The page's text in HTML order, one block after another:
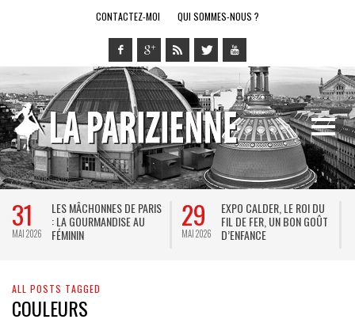
CONTACTEZ-MOI QUI SOMMES-NOUS ?
31
MAI 2026
LES MÂCHONNES DE PARIS
: LA GOURMANDISE AU
FÉMININ
29
MAI 2026
EXPO CALDER, LE ROI DU
FIL DE FER, UN BON GOÛT
D’ENFANCE
ALL POSTS TAGGED
COULEURS